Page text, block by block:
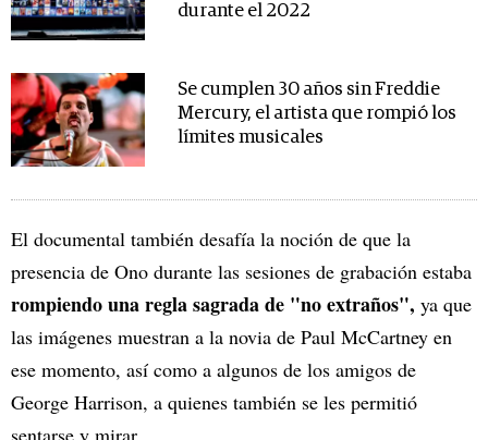
durante el 2022
Se cumplen 30 años sin Freddie
Mercury, el artista que rompió los
límites musicales
El documental también desafía la noción de que la
presencia de Ono durante las sesiones de grabación estaba
rompiendo una regla sagrada de "no extraños", ya que
las imágenes muestran a la novia de Paul McCartney en
ese momento, así como a algunos de los amigos de
George Harrison, a quienes también se les permitió
sentarse y mirar.